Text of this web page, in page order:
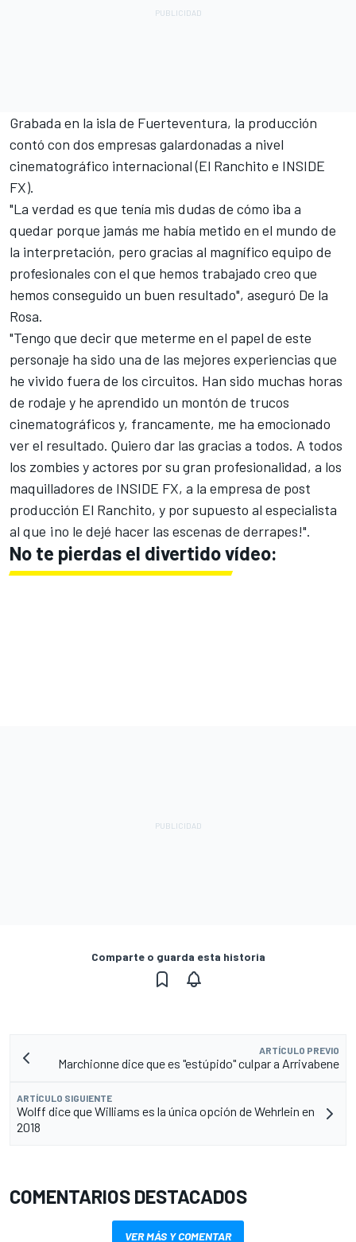
Grabada en la isla de Fuerteventura, la producción
contó con dos empresas galardonadas a nivel
cinematográfico internacional (El Ranchito e INSIDE
FX).
"La verdad es que tenía mis dudas de cómo iba a
quedar porque jamás me había metido en el mundo de
la interpretación, pero gracias al magnífico equipo de
profesionales con el que hemos trabajado creo que
hemos conseguido un buen resultado", aseguró De la
Rosa.
"Tengo que decir que meterme en el papel de este
personaje ha sido una de las mejores experiencias que
he vivido fuera de los circuitos. Han sido muchas horas
de rodaje y he aprendido un montón de trucos
cinematográficos y, francamente, me ha emocionado
ver el resultado. Quiero dar las gracias a todos. A todos
los zombies y actores por su gran profesionalidad, a los
maquilladores de INSIDE FX, a la empresa de post
producción El Ranchito, y por supuesto al especialista
al que ¡no le dejé hacer las escenas de derrapes!".
No te pierdas el divertido vídeo:
Comparte o guarda esta historia
ARTÍCULO PREVIO
Marchionne dice que es "estúpido" culpar a Arrivabene
ARTÍCULO SIGUIENTE
Wolff dice que Williams es la única opción de Wehrlein en
2018
COMENTARIOS DESTACADOS
VER MÁS Y COMENTAR